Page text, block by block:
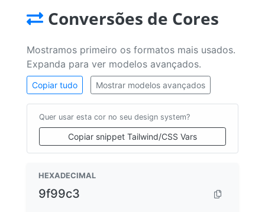
Conversões de Cores
Mostramos primeiro os formatos mais usados.
Expanda para ver modelos avançados.
Copiar tudo Mostrar modelos avançados
Quer usar esta cor no seu design system?
Copiar snippet Tailwind/CSS Vars
HEXADECIMAL
9f99c3